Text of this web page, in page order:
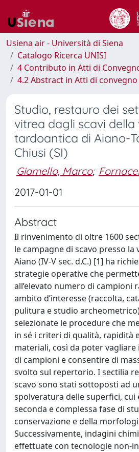
Usiena air - Università di Siena
Catalogo Ricerca UNISI
4 Contributo in Atti di
4.2 Abstract in Atti di convegno
Studio, restauro dei
vitrea dagli scavi della
tardoantica di Aiano-
Chiusi (SI)
Giamello, Marco;
2017-01-01
Abstract
Il rinvenimento di oltre 1600
le campagne di scavo presso
Aiano (IV-V sec. d.C.) [1] ha
strategie operative che
all’elevato numero di campioni
ambito d’interesse (raccolta,
pulitura e studio
selezionate le procedure che
in sé i criteri di qualità, rapidità
materiali, così da poter
di campioni e consentire di
svolto sul repertorio. I sectilia
scavo sono stati sottoposti ad
spolveratura delle superfici, cui
seconda e complessa fase di
conservazione e della
Successivamente, indagini
effettuate con tecnologie non-